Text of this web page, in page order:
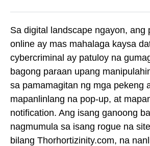
Sa digital landscape ngayon, ang
online ay mas mahalaga kaysa
cybercriminal ay patuloy na
bagong paraan upang
sa pamamagitan ng mga pekeng
mapanlinlang na pop-up, at
notification. Ang isang ganoong
nagmumula sa isang rogue na
bilang Thorhortizinity.com, na